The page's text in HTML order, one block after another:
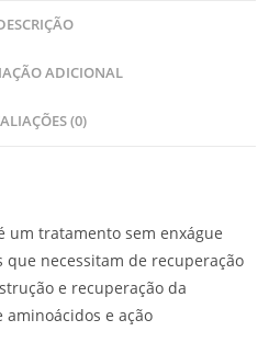
ADICIONAL
(0)
um tratamento sem enxágue
necessitam de recuperação
e recuperação da
aminoácidos e ação